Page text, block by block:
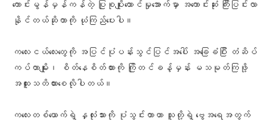
ကောင်းမွန်မှန်ကန်တဲ့ ပြုစုပျိုးထောင်မှုအောက်မှာ အကောင်းဆုံး ကြီးပြင်းလာ
နိုင်တယ်ဆိုတာကို ယုံကြည်ပေးပါ။
ကလေးငယ်လေးတွေကို အပြင်ပုံပန်းသွင်ပြင်အပေါ် အခြေခံပြီး တံဆိပ်
ကပ်တာမျိုး၊ စိတ်နေစိတ်ထားကို ကြိုတင်ခန့်မှန်း မသမုတ်ကြဖို့
အထူးသတိထားစေလိုပါတယ်။
ကလေးတစ်ယောက်ရဲ့ နှလုံးသားကို ပုံသွင်းတာဟာ သူတို့ရဲ့ ဗွေအရေအတွက်